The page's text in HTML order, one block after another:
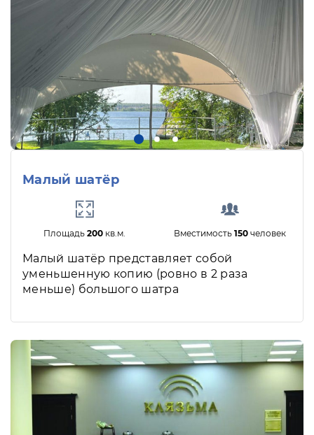
Малый шатёр
Площадь200 кв.м. Вместимость150 человек
Малый шатёр представляет собой
уменьшенную копию (ровно в 2 раза
меньше) большого шатра